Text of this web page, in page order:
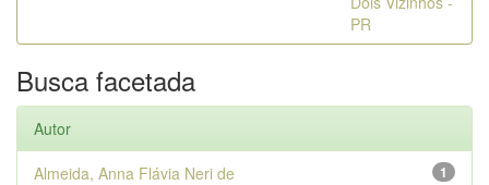
PR
Busca facetada
Autor
1
Almeida, Anna Flávia Neri de